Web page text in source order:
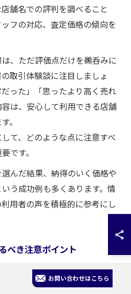
舗名での評判を調べること
フの対応、査定価格の傾向を
、ただ評価点だけを鵜呑みに
取引体験談に注目しましょ
った」「思ったより高く売れ
は、安心して利用できる店舗
。
て、どのような点に注意すべ
です。
んだ結果、納得のいく価格や
う成功例も多くあります。情
用者の声を積極的に参考にし
べき注意ポイント
「交渉」「契約」といった各
れで注意すべきポイントがあ
お問い合わせはこちら